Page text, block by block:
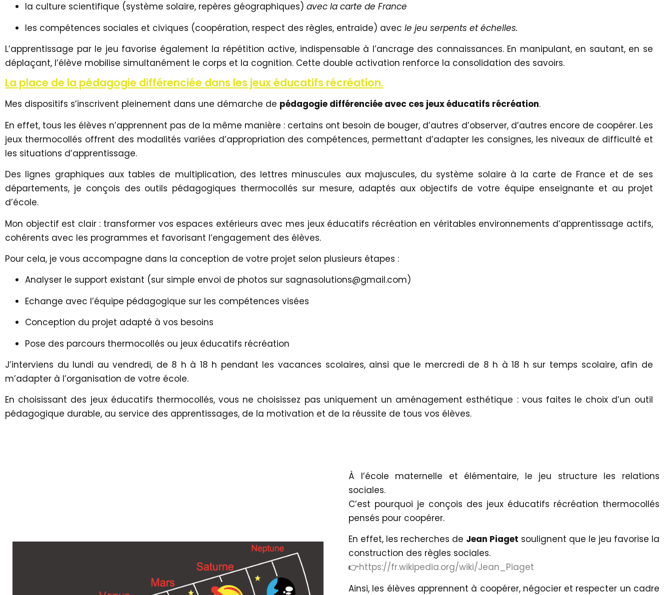
la culture scientifique (système solaire, repères géographiques) avec la carte de France
les compétences sociales et civiques (coopération, respect des règles, entraide) avec le jeu serpents et échelles.
L’apprentissage par le jeu favorise également la répétition active, indispensable à l’ancrage des connaissances. En manipulant, en sautant, en se
déplaçant, l’élève mobilise simultanément le corps et la cognition. Cette double activation renforce la consolidation des savoirs.
La place de la pédagogie différenciée dans les jeux éducatifs récréation.
Mes dispositifs s’inscrivent pleinement dans une démarche de pédagogie différenciée avec ces jeux éducatifs récréation.
En effet, tous les élèves n’apprennent pas de la même manière : certains ont besoin de bouger, d’autres d’observer, d’autres encore de coopérer. Les
jeux thermocollés offrent des modalités variées d’appropriation des compétences, permettant d’adapter les consignes, les niveaux de difficulté et
les situations d’apprentissage.
Des lignes graphiques aux tables de multiplication, des lettres minuscules aux majuscules, du système solaire à la carte de France et de ses
départements, je conçois des outils pédagogiques thermocollés sur mesure, adaptés aux objectifs de votre équipe enseignante et au projet
d’école.
Mon objectif est clair : transformer vos espaces extérieurs avec mes jeux éducatifs récréation en véritables environnements d’apprentissage actifs,
cohérents avec les programmes et favorisant l’engagement des élèves.
Pour cela, je vous accompagne dans la conception de votre projet selon plusieurs étapes :
Analyser le support existant (sur simple envoi de photos sur sagnasolutions@gmail.com)
Echange avec l’équipe pédagogique sur les compétences visées
Conception du projet adapté à vos besoins
Pose des parcours thermocollés ou jeux éducatifs récréation
J’interviens du lundi au vendredi, de 8 h à 18 h pendant les vacances scolaires, ainsi que le mercredi de 8 h à 18 h sur temps scolaire, afin de
m’adapter à l’organisation de votre école.
En choisissant des jeux éducatifs thermocollés, vous ne choisissez pas uniquement un aménagement esthétique : vous faites le choix d’un outil
pédagogique durable, au service des apprentissages, de la motivation et de la réussite de tous vos élèves.
À l’école maternelle et élémentaire, le jeu structure les relations
sociales.
C’est pourquoi je conçois des jeux éducatifs récréation thermocollés
pensés pour coopérer.
En effet, les recherches de Jean Piaget soulignent que le jeu favorise la
construction des règles sociales.
👉https://fr.wikipedia.org/wiki/Jean_Piaget
Ainsi, les élèves apprennent à coopérer, négocier et respecter un cadre